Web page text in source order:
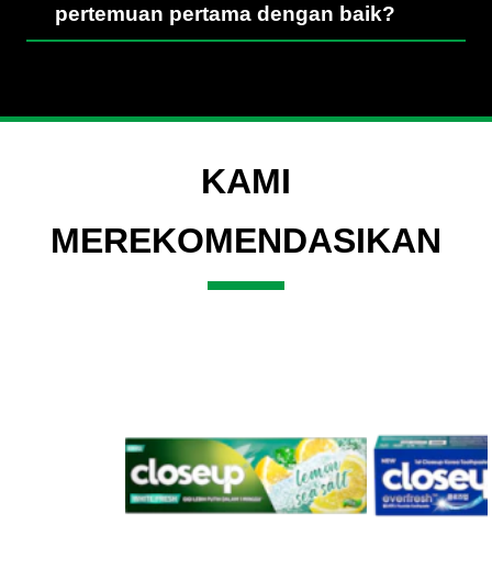
pertemuan pertama dengan baik?
KAMI
MEREKOMENDASIKAN